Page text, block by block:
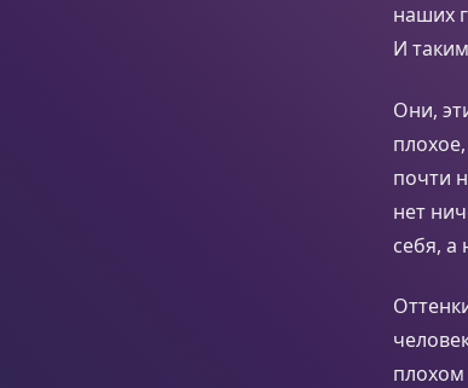
наших
И
Они,
почти
нет
себя, а